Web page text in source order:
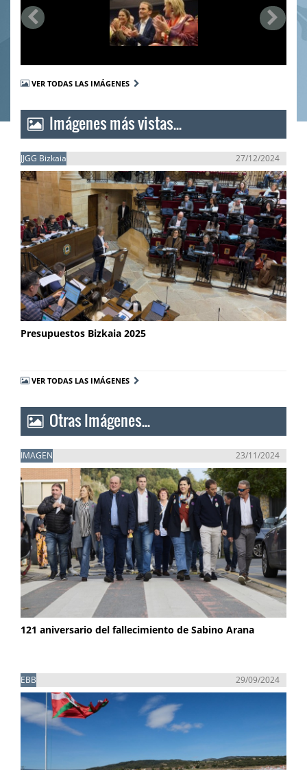
VER TODAS LAS IMÁGENES
Imágenes más vistas...
JJGG Bizkaia 27/12/2024
Presupuestos Bizkaia 2025
VER TODAS LAS IMÁGENES
Otras Imágenes...
IMAGEN 23/11/2024
121 aniversario del fallecimiento de Sabino Arana
EBB 29/09/2024